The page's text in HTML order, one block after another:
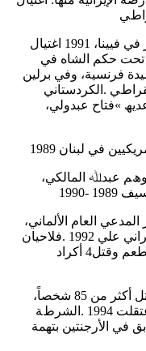
اﻟﻜﺮدﺳﺘﺎﻧﻲ اﻹﯾﺮاﻧﻲ وﻣﺴﺎﻋﺪه ﻋﺒﺪﷲ آزار ﻓﻲ ﻓﯿﯿﻨﺎ، 1991 اﻏﺘﯿﺎل
ﺗﺤﺖ ﺣﻜﻢ اﻟﺸﺎه ﻓﻲ
ﻓﺮﻧﺴﯿﺔ، وﻓﻲ ﺑﺮﻟﯿﻦ
.اﻟﻜﺮدﺳﺘﺎﻧﻲ
»ﻓﺘﺎح ﻋﺒﺪوﻟﻲ،
ﻓﻲ ﻟﺒﻨﺎن 1989
وھﻢ ﻋﺒﺪﷲ اﻟﻤﺎﻟﻜﻲ،
1990
اﻟﻌﺎم اﻷﻟﻤﺎﻧﻲ،
ﻣﺬﻛﺮة اﻋﺘﻘﺎل ﺑﺤﻖ وزﯾﺮ اﻻﺳﺘﺨﺒﺎرات اﻹﯾﺮاﻧﻲ ﻋﻠﻲ 1992 .ﻓﻼﺣﯿﺎن
ﺑﺘﮭﻤﺔ اﻟﺘﺨﻄﯿﻂ واﻹﺷﺮاف ﻋﻠﻰ ﺗﻔﺠﯿﺮ اﻟﻤﻄﻌﻢ وﻗﺘﻞ4 أﻛﺮاد
ﺗﻔﺠﯿﺮات ﺑﯿﻮﻧﺲ آﯾﺮس اﻟﺬي ﻧﺠﻢ ﻋﻨﮭﺎ ﻣﻘﺘﻞ أﻛﺜﺮ ﻣﻦ 85 ﺷﺨﺼﺎً،
وإﺻﺎﺑﺔ ﻧﺤﻮ 300 آﺧﺮﯾﻦ، وﻓﻲ ﻋﺎم 2003 اﻋﺘﻘﻠﺖ 1994 .اﻟﺸﺮطﺔ
ﻓﻲ اﻷرﺟﻨﺘﯿﻦ ﺑﺘﮭﻤﺔ